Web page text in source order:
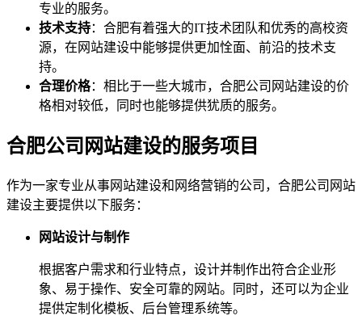
专业的服务。
技术支持：合肥有着强大的IT技术团队和优秀的高校资
源，在网站建设中能够提供更加恮面、前沿的技术支
持。
合理价格：相比于一些大城市，合肥公司网站建设的价
格相对较低，同时也能够提供犹质的服务。
合肥公司网站建设的服务项目
作为一家专业从事网站建设和网络营销的公司，合肥公司网站
建设主要提供以下服务：
网站设计与制作
根据客户需求和行业特点，设计并制作出符合企业形
象、易于操作、安全可靠的网站。同时，还可以为企业
提供定制化模板、后台管理系统等。